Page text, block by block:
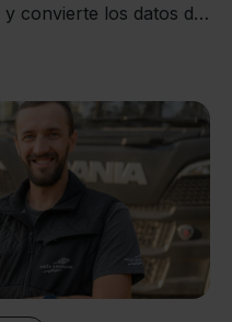
convierte los datos de